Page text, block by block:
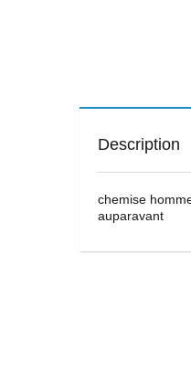
Description
chemise
auparavant